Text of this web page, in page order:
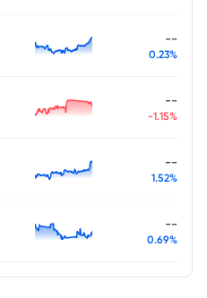
--
0.23%
--
-1.15%
--
1.52%
--
0.69%